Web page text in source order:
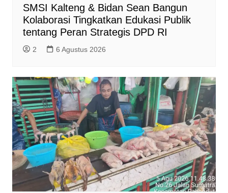
SMSI Kalteng & Bidan Sean Bangun
Kolaborasi Tingkatkan Edukasi Publik
tentang Peran Strategis DPD RI
2 6 Agustus 2026